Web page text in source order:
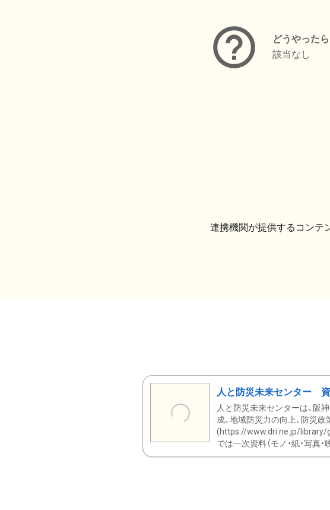
どうやった
該当なし
連携機関が提供するコンテ
人と防災未来センター
人と防災未来センターは、阪
成、地域防災力の向上、防災
(https://www.dri.ne.jp/library/
では一次資料（モノ・紙・写真・